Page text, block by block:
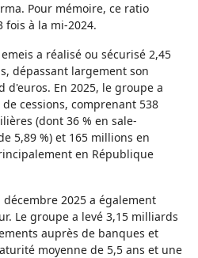
Pour mémoire, ce ratio
fois à la mi-2024.
a réalisé ou sécurisé 2,45
dépassant largement son
En 2025, le groupe a
cessions, comprenant 538
(dont 36 % en sale-
5,89 %) et 165 millions en
en République
2025 a également
Le groupe a levé 3,15 milliards
auprès de banques et
moyenne de 5,5 ans et une